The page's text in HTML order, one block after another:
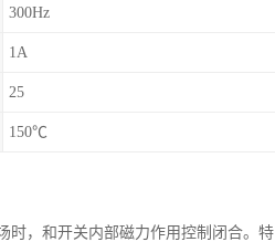
300Hz
1A
25
150℃
时，和开关内部磁力作用控制闭合。特